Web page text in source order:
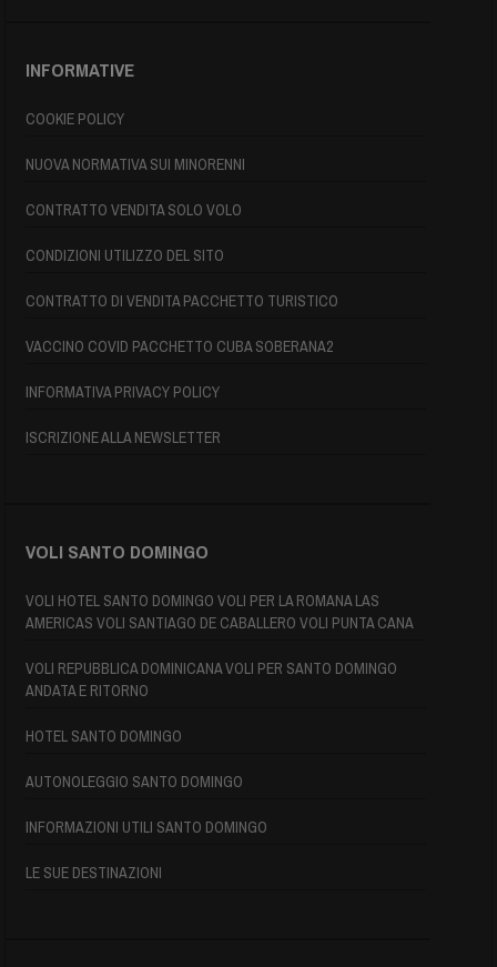
INFORMATIVE
COOKIE POLICY
NUOVA NORMATIVA SUI MINORENNI
CONTRATTO VENDITA SOLO VOLO
CONDIZIONI UTILIZZO DEL SITO
CONTRATTO DI VENDITA PACCHETTO TURISTICO
VACCINO COVID PACCHETTO CUBA SOBERANA2
INFORMATIVA PRIVACY POLICY
ISCRIZIONE ALLA NEWSLETTER
VOLI SANTO DOMINGO
VOLI HOTEL SANTO DOMINGO VOLI PER LA ROMANA LAS
AMERICAS VOLI SANTIAGO DE CABALLERO VOLI PUNTA CANA
VOLI REPUBBLICA DOMINICANA VOLI PER SANTO DOMINGO
ANDATA E RITORNO
HOTEL SANTO DOMINGO
AUTONOLEGGIO SANTO DOMINGO
INFORMAZIONI UTILI SANTO DOMINGO
LE SUE DESTINAZIONI